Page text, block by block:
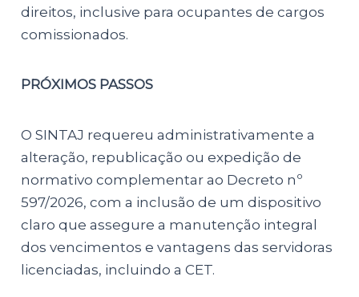
direitos, inclusive para ocupantes de cargos
comissionados.
PRÓXIMOS PASSOS
O SINTAJ requereu administrativamente a
alteração, republicação ou expedição de
normativo complementar ao Decreto nº
597/2026, com a inclusão de um dispositivo
claro que assegure a manutenção integral
dos vencimentos e vantagens das servidoras
licenciadas, incluindo a CET.